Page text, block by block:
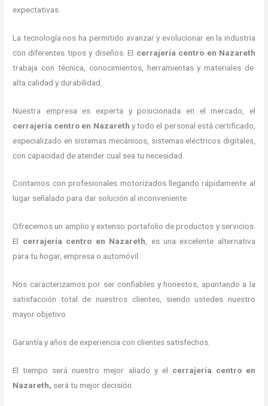
expectativas.
La tecnología nos ha permitido avanzar y evolucionar en la industria
con diferentes tipos y diseños. El cerrajería centro en Nazareth
trabaja con técnica, conocimientos, herramientas y materiales de
alta calidad y durabilidad.
Nuestra empresa es experta y posicionada en el mercado, el
cerrajería centro en Nazareth y todo el personal está certificado,
especializado en sistemas mecánicos, sistemas eléctricos digitales,
con capacidad de atender cual sea tu necesidad.
Contamos con profesionales motorizados llegando rápidamente al
lugar señalado para dar solución al inconveniente.
Ofrecemos un amplio y extenso portafolio de productos y servicios.
El cerrajería centro en Nazareth, es una excelente alternativa
para tu hogar, empresa o automóvil.
Nos caracterizamos por ser confiables y honestos, apuntando a la
satisfacción total de nuestros clientes, siendo ustedes nuestro
mayor objetivo.
Garantía y años de experiencia con clientes satisfechos.
El tiempo será nuestro mejor aliado y el cerrajería centroen
Nazareth, será tu mejor decisión.